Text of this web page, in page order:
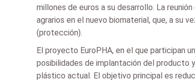
millones de euros a su desarrollo. La
agrarios en el nuevo biomaterial, que, a su
(protección).
El proyecto EuroPHA, en el que participan
posibilidades de implantación del producto
plástico actual. El objetivo principal es